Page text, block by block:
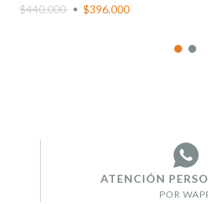
$440.000
$396.000
ATENCIÓN
POR